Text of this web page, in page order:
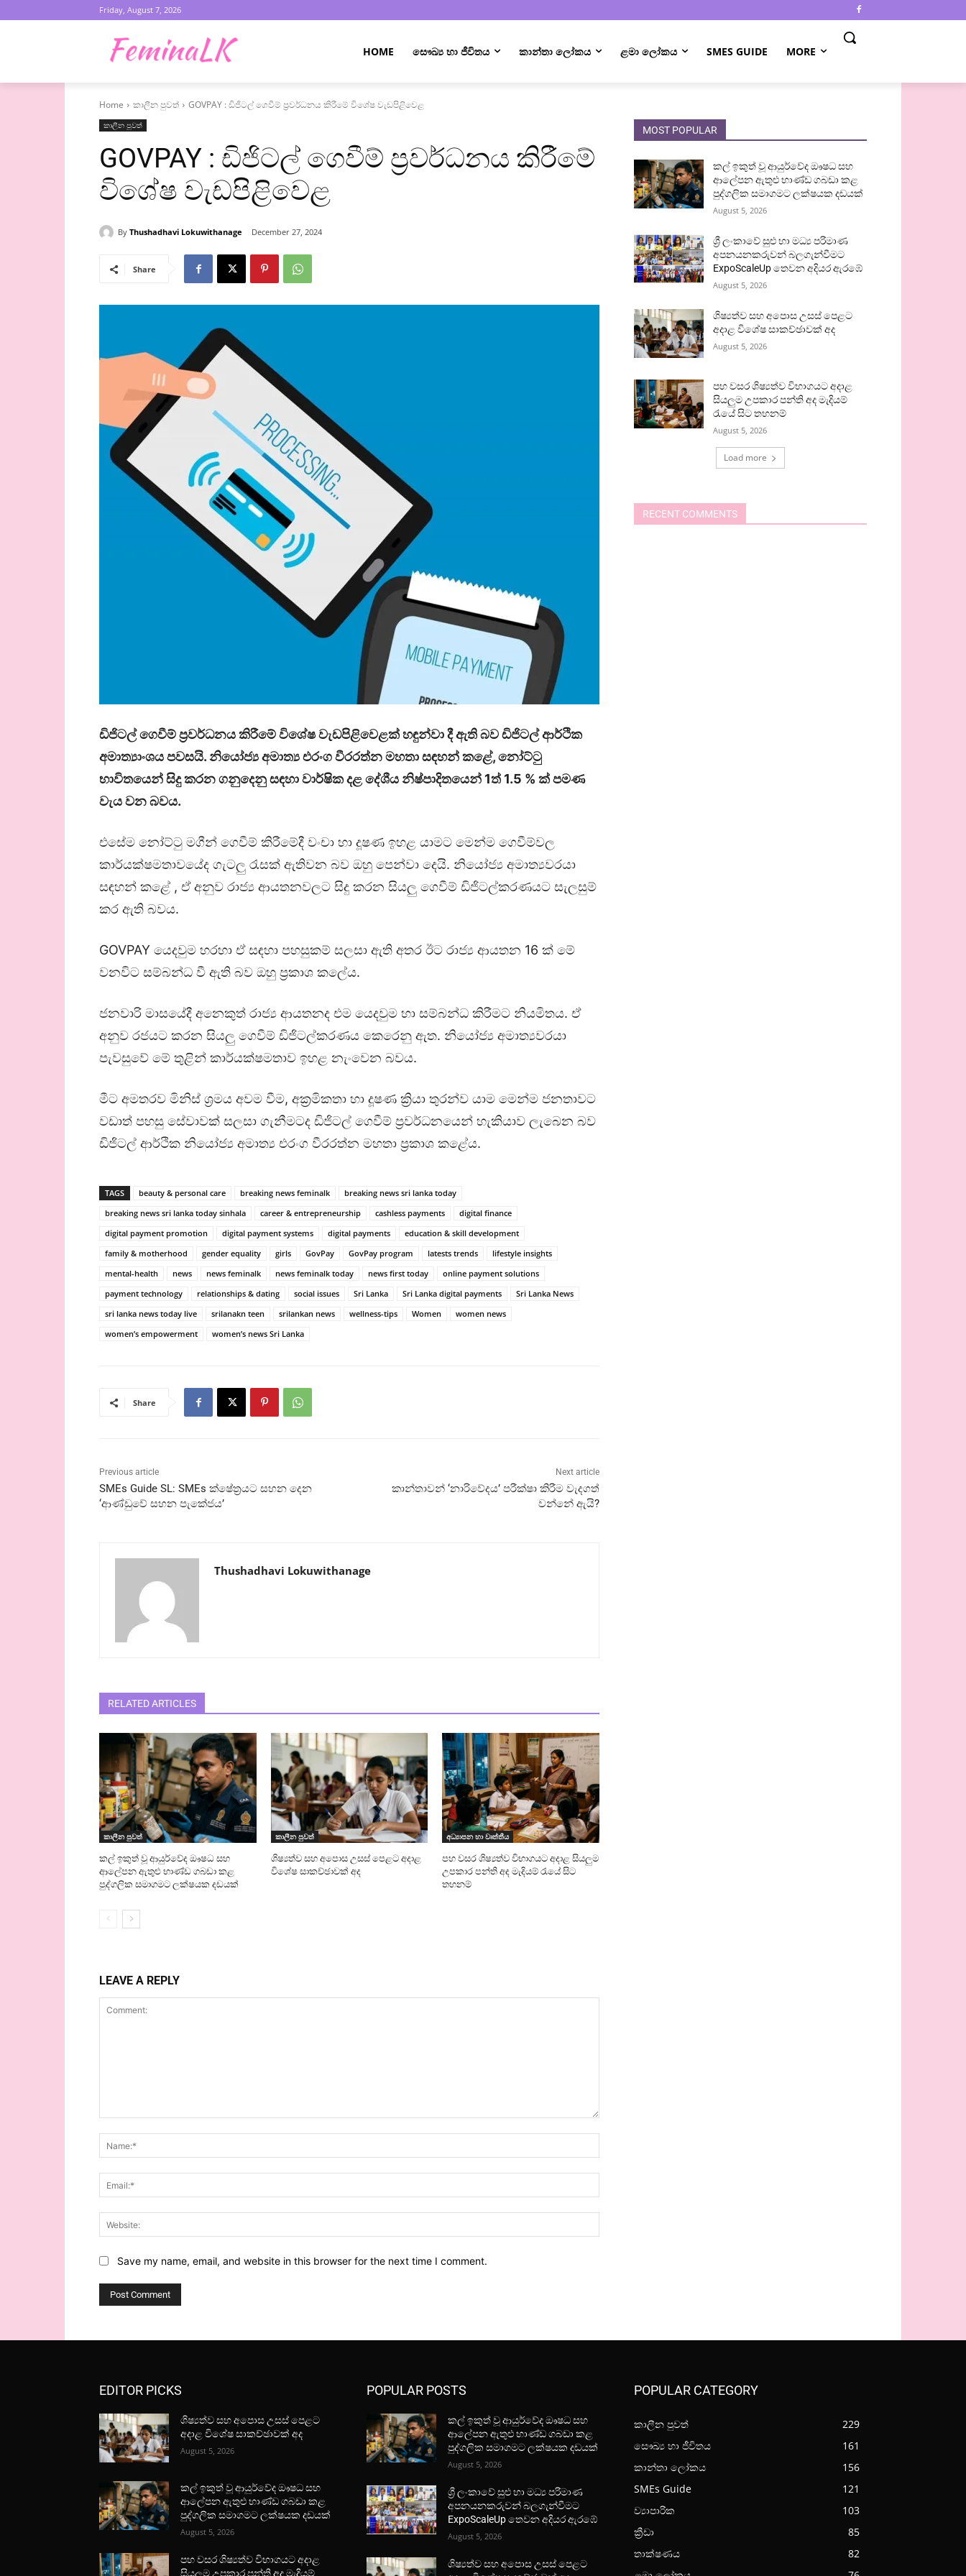
Friday, August 7, 2026
HOME සෞඛ්‍ය හා ජීවිතය කාන්තා ලෝකය ළමා ලෝකය SMES GUIDE MORE
Home කාලීන පුවත් GOVPAY : ඩිජිටල් ගෙවීම් ප්‍රවර්ධනය කිරීමේ විශේෂ වැඩපිළිවෙ‌ළ
කාලීන පුවත්
GOVPAY : ඩිජිටල් ගෙවීම් ප්‍රවර්ධනය කිරීමේ
විශේෂ වැඩපිළිවෙ‌ළ
By Thushadhavi Lokuwithanage December 27, 2024
Share
ඩිජිටල් ගෙවීම් ප්‍රවර්ධනය කිරීමේ විශේෂ වැඩපිළිවෙ‌ළක් හඳුන්වා දී ඇති බව ඩිජිටල් ආර්ථික
අමාත්‍යාංශය පවසයි. නියෝජ්‍ය අමාත්‍ය එරංග වීරරත්න මහතා සඳහන් කළේ, නෝට්ටු
භාවිතයෙන් සිදු කරන ගනුදෙනු සඳහා වාර්ෂික දළ දේශීය නිෂ්පාදිතයෙන් 1ත් 1.5 % ක් පමණ
වැය වන බවය.
එසේම නෝට්ටු මගීන් ගෙවීම් කිරීමේදී වංචා හා දූෂණ ඉහළ යාමට මෙන්ම ගෙවීම්වල
කාර්යක්ෂමතාවයේද ගැටලු රැසක් ඇතිවන බව ඔහු පෙන්වා දෙයි. නියෝජ්‍ය අමාත්‍යවරයා
සඳහන් කළේ , ඒ අනුව රාජ්‍ය ආයතනවලට සිදු කරන සියලු ගෙවීම් ඩිජිටල්කරණයට සැලසුම්
කර ඇති බවය.
GOVPAY යෙදවුම හරහා ඒ සඳහා පහසුකම් සලසා ඇති අතර ඊට රාජ්‍ය ආයතන 16 ක් මේ
වනවිට සම්බන්ධ වී ඇති බව ඔහු ප්‍රකාශ කලේය.
ජනවාරි මාසයේදී අනෙකුත් රාජ්‍ය ආයතනද එම යෙදවුම හා සම්බන්ධ කිරීමට නියමිතය. ඒ
අනුව රජයට කරන සියලු ගෙවීම් ඩිජිටල්කරණය කෙරෙනු ඇත. නියෝජ්‍ය අමාත්‍යවරයා
පැවසුවේ මේ තුළින් කාර්යක්ෂමතාව ඉහළ නැංවෙන බවය.
මීට අමතරව මිනිස් ශ්‍රමය අවම වීම, අක්‍රමිකතා හා දූෂණ ක්‍රියා තුරන්ව යාම මෙන්ම ජනතාවට
වඩාත් පහසු සේවාවක් සලසා ගැනීමටද ඩිජිටල් ගෙවීම් ප්‍රවර්ධනයෙන් හැකියාව ලැබෙන බව
ඩිජිටල් ආර්ථික නියෝජ්‍ය අමාත්‍ය එරංග වීරරත්න මහතා ප්‍රකාශ කළේය.
TAGS beauty & personal care breaking news feminalk
breaking news sri lanka today
breaking news sri lanka today sinhala
career & entrepreneurship cashless payments
digital finance
digital payment promotion
digital payment systems digital payments
education & skill development
family & motherhood
gender equality girls GovPay GovPay program latests trends
lifestyle insights
mental-health
news news feminalk news feminalk today news first today
online payment solutions
payment technology
relationships & dating social issues Sri Lanka Sri Lanka digital payments
Sri Lanka News
sri lanka news today live
srilanakn teen srilankan news wellness-tips Women
women news
women’s empowerment
women’s news Sri Lanka
Share
Previous article
SMEs Guide SL: SMEs ක්ෂේත්‍රයට සහන දෙන
‘ආණ්ඩුවේ සහන පැකේජය’
Next article
කාන්තාවන් ‘නාරිවේදය’ පරීක්ෂා කිරීම වැදගත්
වන්නේ ඇයි?
Thushadhavi Lokuwithanage
RELATED ARTICLES
කාලීන පුවත්
කල් ඉකුත් වූ ආයුර්වේද ඖෂධ සහ
ආලේපන ඇතුළු භාණ්ඩ ගබඩා කළ
පුද්ගලික සමාගමට ලක්ෂයක දඩයක්
කාලීන පුවත්
ශිෂ්‍යත්ව සහ අපොස උසස් පෙළට අදාළ
විශේෂ සාකච්ඡාවක් අද
අධ්‍යාපන හා වෘත්තීය
පහ වසර ශිෂ්‍යත්ව විභාගයට අදාළ සියලුම
උපකාර පන්ති අද මැදියම් රැයේ සිට
තහනම්
LEAVE A REPLY
Save my name, email, and website in this browser for the next time I comment.
MOST POPULAR
කල් ඉකුත් වූ ආයුර්වේද ඖෂධ සහ
ආලේපන ඇතුළු භාණ්ඩ ගබඩා කළ
පුද්ගලික සමාගමට ලක්ෂයක දඩයක්
August 5, 2026
ශ්‍රී ලංකාවේ සුළු හා මධ්‍ය පරිමාණ
අපනයනකරුවන් බලගැන්වීමට
ExpoScaleUp තෙවන අදියර ඇරඹේ
August 5, 2026
ශිෂ්‍යත්ව සහ අපොස උසස් පෙළට
අදාළ විශේෂ සාකච්ඡාවක් අද
August 5, 2026
පහ වසර ශිෂ්‍යත්ව විභාගයට අදාළ
සියලුම උපකාර පන්ති අද මැදියම්
රැයේ සිට තහනම්
August 5, 2026
Load more
RECENT COMMENTS
EDITOR PICKS
ශිෂ්‍යත්ව සහ අපොස උසස් පෙළට
අදාළ විශේෂ සාකච්ඡාවක් අද
August 5, 2026
කල් ඉකුත් වූ ආයුර්වේද ඖෂධ සහ
ආලේපන ඇතුළු භාණ්ඩ ගබඩා කළ
පුද්ගලික සමාගමට ලක්ෂයක දඩයක්
August 5, 2026
පහ වසර ශිෂ්‍යත්ව විභාගයට අදාළ
සියලුම උපකාර පන්ති අද මැදියම්
POPULAR POSTS
කල් ඉකුත් වූ ආයුර්වේද ඖෂධ සහ
ආලේපන ඇතුළු භාණ්ඩ ගබඩා කළ
පුද්ගලික සමාගමට ලක්ෂයක දඩයක්
August 5, 2026
ශ්‍රී ලංකාවේ සුළු හා මධ්‍ය පරිමාණ
අපනයනකරුවන් බලගැන්වීමට
ExpoScaleUp තෙවන අදියර ඇරඹේ
August 5, 2026
ශිෂ්‍යත්ව සහ අපොස උසස් පෙළට
POPULAR CATEGORY
කාලීන පුවත්
229
සෞඛ්‍ය හා ජීවිතය
161
කාන්තා ලෝකය
156
SMEs Guide
121
ව්‍යාපාරික
103
ක්‍රීඩා
85
තාක්ෂණය
82